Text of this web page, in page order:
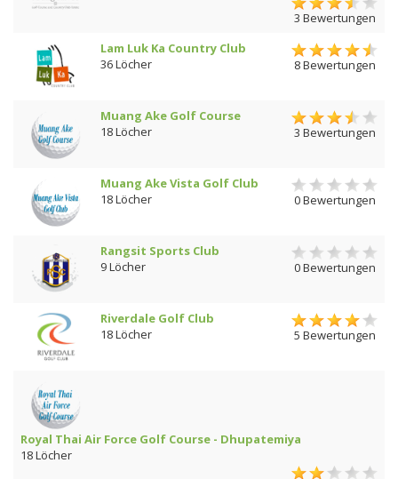
3 Bewertungen
Lam Luk Ka Country Club
36 Löcher
8 Bewertungen
Muang Ake Golf Course
18 Löcher
3 Bewertungen
Muang Ake Vista Golf Club
18 Löcher
0 Bewertungen
Rangsit Sports Club
9 Löcher
0 Bewertungen
Riverdale Golf Club
18 Löcher
5 Bewertungen
Royal Thai Air Force Golf Course - Dhupatemiya
18 Löcher